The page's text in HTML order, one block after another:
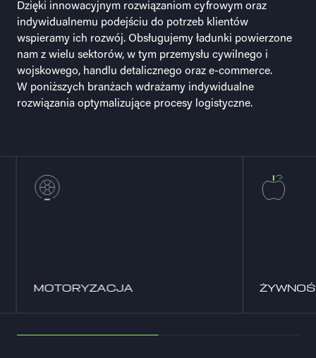
Dzięki innowacyjnym rozwiązaniom cyfrowym oraz
indywidualnemu podejściu do potrzeb klientów
wspieramy ich rozwój. Obsługujemy ładunki powierzone
nam z wielu sektorów, w tym przemysłu cywilnego i
wojskowego, handlu detalicznego oraz e-commerce.
W poniższych branżach wdrażamy indywidualne
rozwiązania optymalizujące procesy logistyczne.
ŻYWNOŚĆ